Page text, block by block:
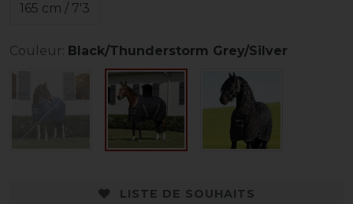
165 cm / 7'3
Couleur: Black/Thunderstorm Grey/Silver
LISTE DE SOUHAITS